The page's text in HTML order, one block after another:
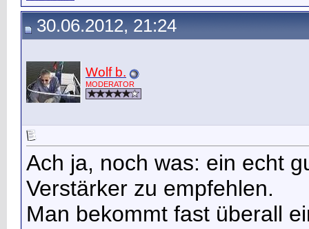
30.06.2012, 21:24
Wolf b.
MODERATOR
Ach ja, noch was: ein echt
Verstärker zu empfehlen.
Man bekommt fast überall